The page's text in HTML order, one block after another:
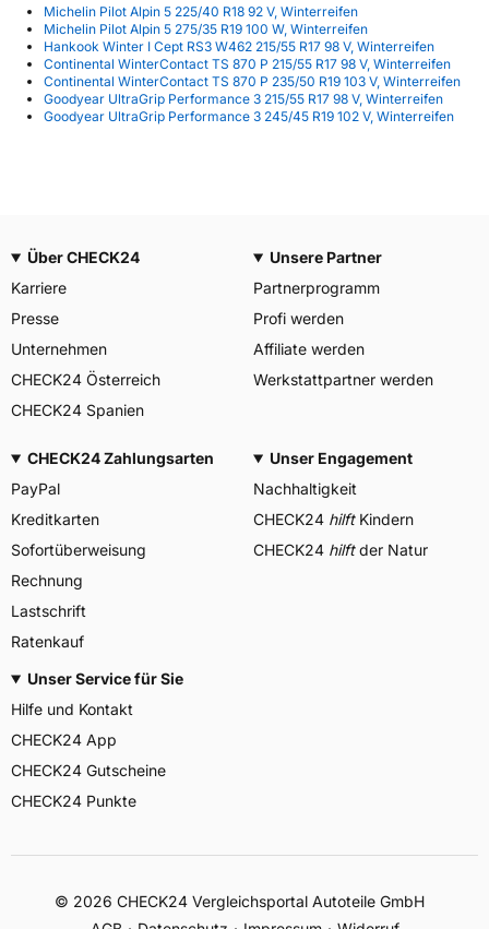
Michelin Pilot Alpin 5 225/40 R18 92 V, Winterreifen
Michelin Pilot Alpin 5 275/35 R19 100 W, Winterreifen
Hankook Winter I Cept RS3 W462 215/55 R17 98 V, Winterreifen
Continental WinterContact TS 870 P 215/55 R17 98 V, Winterreifen
Continental WinterContact TS 870 P 235/50 R19 103 V, Winterreifen
Goodyear UltraGrip Performance 3 215/55 R17 98 V, Winterreifen
Goodyear UltraGrip Performance 3 245/45 R19 102 V, Winterreifen
Über CHECK24
Karriere
Presse
Unternehmen
CHECK24 Österreich
CHECK24 Spanien
Unsere Partner
Partnerprogramm
Profi werden
Affiliate werden
Werkstattpartner werden
CHECK24 Zahlungsarten
PayPal
Kreditkarten
Sofortüberweisung
Rechnung
Lastschrift
Ratenkauf
Unser Engagement
Nachhaltigkeit
CHECK24 hilftKindern
CHECK24 hilftder Natur
Unser Service für Sie
Hilfe und Kontakt
CHECK24 App
CHECK24 Gutscheine
CHECK24 Punkte
© 2026 CHECK24 Vergleichsportal Autoteile GmbH